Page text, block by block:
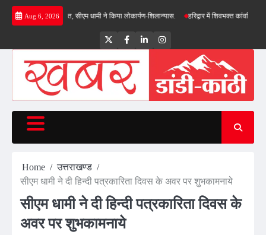
Skip
Aug 6, 2026
की सौगात, सीएम धामी ने किया लोकार्पण-शिलान्यास. हरिद्वार में शिवभक्त कांवड़ियों पर
TwitterFacebookLinkedInInstagram
Home
उत्तराखण्ड
सीएम धामी ने दी हिन्दी पत्रकारिता दिवस के अवर पर शुभकामनाये
सीएम धामी ने दी हिन्दी पत्रकारिता दिवस के
अवर पर शुभकामनाये